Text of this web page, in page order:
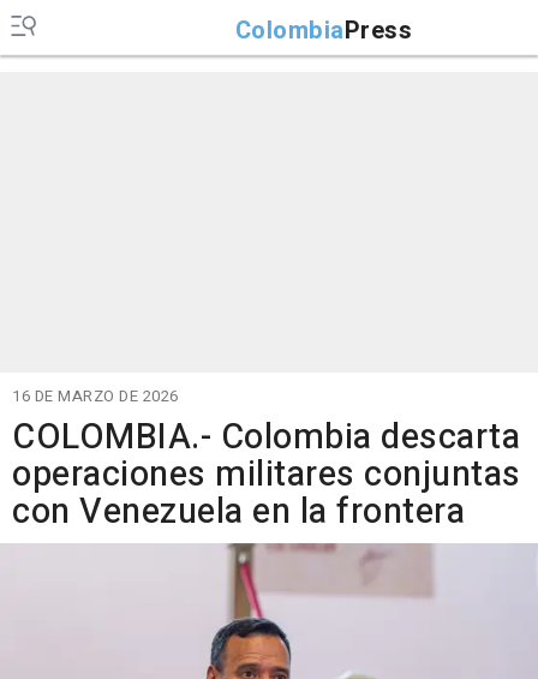
ColombiaPress
16 DE MARZO DE 2026
COLOMBIA.- Colombia descarta
operaciones militares conjuntas
con Venezuela en la frontera